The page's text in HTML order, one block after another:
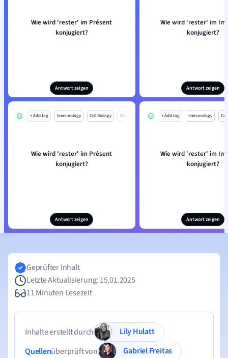
Wie wird 'rester' im Présent
konjugiert?
Antwort zeigen
Wie wird 'rester' im
konjugiert?
Antwort zeigen
+ Add tag Immunology Cell Biology Mo
Wie wird 'rester' im Présent
konjugiert?
Antwort zeigen
+ Add tag Immunology
Wie wird 'rester' im
konjugiert?
Antwort zeigen
Geprüfter Inhalt
Letzte Aktualisierung: 15.01.2025
11 Minuten Lesezeit
Inhalte erstellt durch
Lily Hulatt
Quellenüberprüft von
Gabriel Freitas